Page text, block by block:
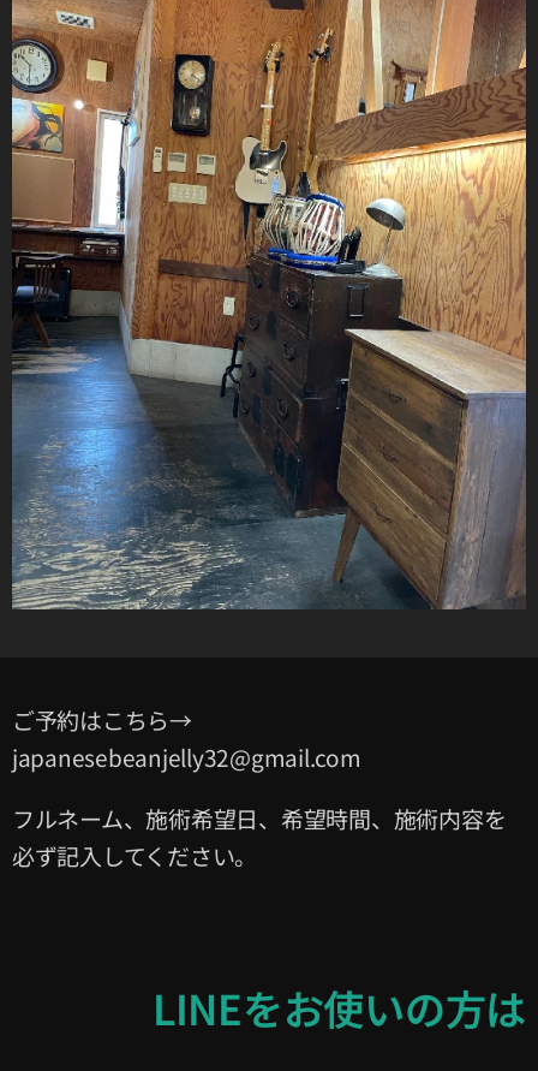
ご予約はこちら→
japanesebeanjelly32@gmail.com
フルネーム、施術希望日、希望時間、施術内容を
必ず記入してください。
LINEをお使いの方は